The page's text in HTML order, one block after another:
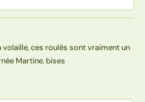
volaille, ces roulés sont vraiment un
Martine, bises